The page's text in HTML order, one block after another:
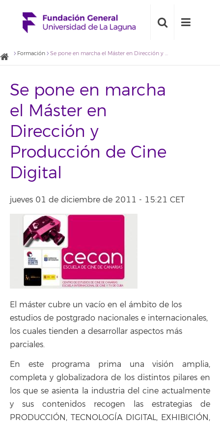
Formación Se pone en marcha el Máster en Dirección y Producción de Cine Digital
Se pone en marcha
el Máster en
Dirección y
Producción de Cine
Digital
jueves 01 de diciembre de 2011 - 15:21 CET
El máster cubre un vacío en el ámbito de los
estudios de postgrado nacionales e internacionales,
los cuales tienden a desarrollar aspectos más
parciales.
En este programa prima una visión amplia,
completa y globalizadora de los distintos pilares en
los que se asienta la industria del cine actualmente
y sus contenidos recogen las estrategias de
PRODUCCIÓN, TECNOLOGÍA DIGITAL, EXHIBICIÓN,